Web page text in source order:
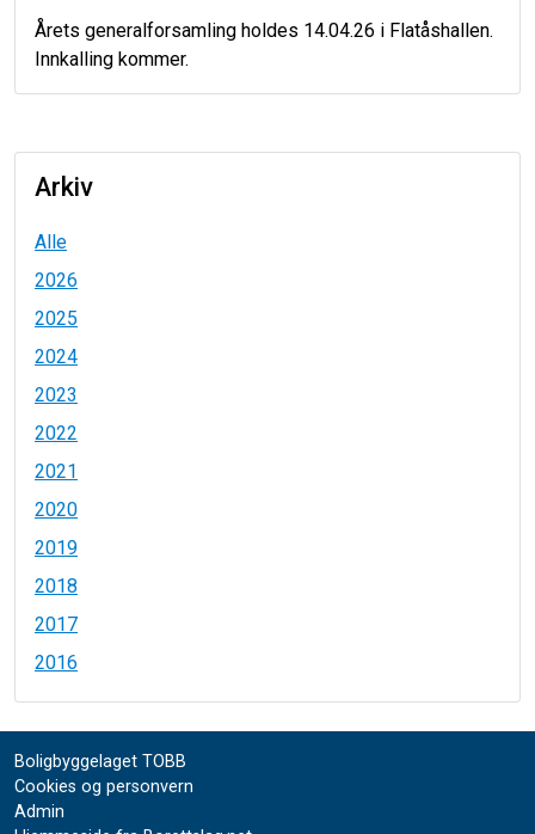
Årets generalforsamling holdes 14.04.26 i Flatåshallen.
Innkalling kommer.
Arkiv
Alle
2026
2025
2024
2023
2022
2021
2020
2019
2018
2017
2016
Boligbyggelaget TOBB
Cookies og personvern
Admin